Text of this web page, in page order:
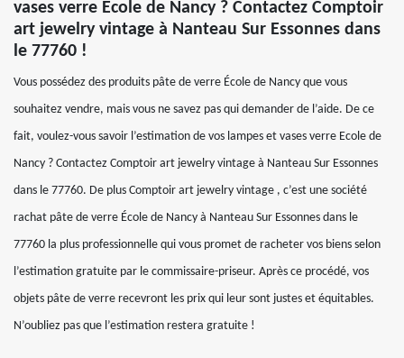
vases verre Ecole de Nancy ? Contactez Comptoir
art jewelry vintage à Nanteau Sur Essonnes dans
le 77760 !
Vous possédez des produits pâte de verre École de Nancy que vous
souhaitez vendre, mais vous ne savez pas qui demander de l’aide. De ce
fait, voulez-vous savoir l’estimation de vos lampes et vases verre Ecole de
Nancy ? Contactez Comptoir art jewelry vintage à Nanteau Sur Essonnes
dans le 77760. De plus Comptoir art jewelry vintage , c’est une société
rachat pâte de verre École de Nancy à Nanteau Sur Essonnes dans le
77760 la plus professionnelle qui vous promet de racheter vos biens selon
l’estimation gratuite par le commissaire-priseur. Après ce procédé, vos
objets pâte de verre recevront les prix qui leur sont justes et équitables.
N’oubliez pas que l’estimation restera gratuite !